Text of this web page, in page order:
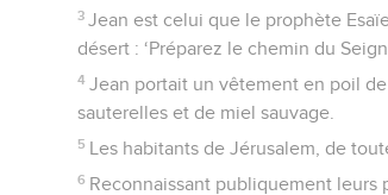
3 Jean est celui que le prophète
désert : ‘Préparez le chemin du
4 Jean portait un vêtement en poil
sauterelles et de miel sauvage.
5 Les habitants de Jérusalem, de
6 Reconnaissant publiquement leurs